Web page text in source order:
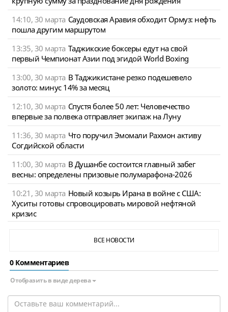
14:10, 30 марта Саудовская Аравия обходит Ормуз: нефть
пошла другим маршрутом
13:35, 30 марта Таджикские боксеры едут на свой
первый Чемпионат Азии под эгидой World Boxing
13:00, 30 марта В Таджикистане резко подешевело
золото: минус 14% за месяц
12:10, 30 марта Спустя более 50 лет: Человечество
впервые за полвека отправляет экипаж на Луну
11:36, 30 марта Что поручил Эмомали Рахмон активу
Согдийской области
11:00, 30 марта В Душанбе состоится главный забег
весны: определены призовые полумарафона-2026
10:21, 30 марта Новый козырь Ирана в войне с США:
Хуситы готовы спровоцировать мировой нефтяной
кризис
ВСЕ НОВОСТИ
0 Комментариев
Отобразить в виде дерева